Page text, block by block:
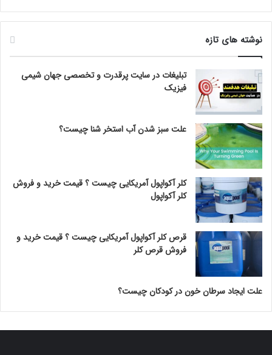
نوشته های تازه
تبلیغات در سایت پرقدرت و تخصصی جهان شیمی
فیزیک
علت سبز شدن آب استخر شنا چیست؟
کلر آکواپول آمریکایی چیست ؟ قیمت خرید و فروش
کلر آکواپول
قرص کلر آکواپول آمریکایی چیست ؟ قیمت خرید و
فروش قرص کلر
علت ایجاد سرطان خون در کودکان چیست؟